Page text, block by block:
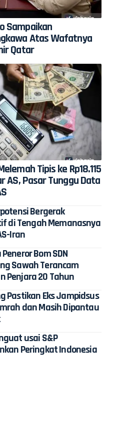
Sampaikan
Atas Wafatnya
Qatar
Tipis ke Rp18.115
AS, Pasar Tunggu Data
Bergerak
di Tengah Memanasnya
Iran
Bom SDN
Sawah Terancam
Penjara 20 Tahun
Pastikan Eks Jampidsus
dan Masih Dipantau
usai S&P
Peringkat Indonesia